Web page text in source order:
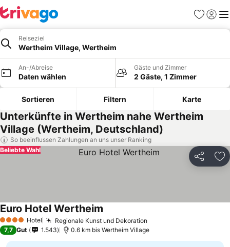
Favoriten
Reiseziel
Wertheim Village, Wertheim
An-/Abreise
Daten wählen
Gäste und Zimmer
2 Gäste, 1 Zimmer
Sortieren Filtern Karte
Unterkünfte in Wertheim nahe Wertheim
Village (Wertheim, Deutschland)
So beeinflussen Zahlungen an uns unser Ranking
Teilen
Beliebte Wahl
4 Sterne Hotel Regionale Kunst und Dekoration
Euro Hotel Wertheim
7,7 Gut 1.543 0.6 km bis Wertheim Village